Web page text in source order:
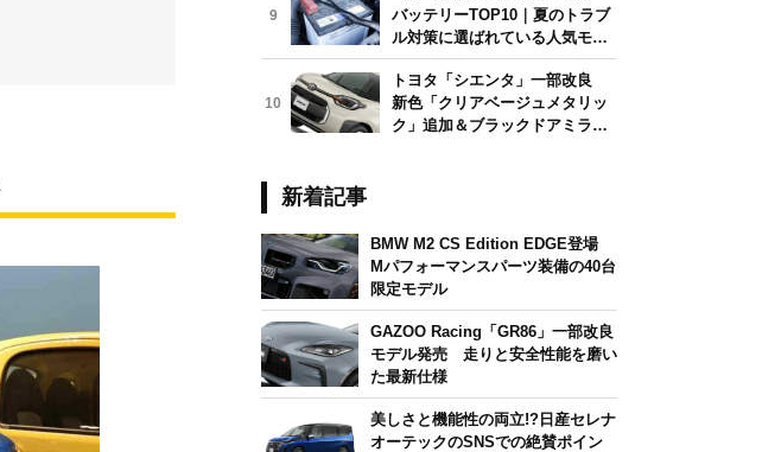
9
バッテリーTOP10｜夏のトラブ
ル対策に選ばれている人気モデ
ルは？【2026年6月版】
10
トヨタ「シエンタ」一部改良
新色「クリアベージュメタリッ
ク」追加＆ブラックドアミラー
新着記事
BMW M2 CS Edition EDGE登場
Mパフォーマンスパーツ装備の40台
限定モデル
GAZOO Racing「GR86」一部改良
モデル発売 走りと安全性能を磨い
た最新仕様
美しさと機能性の両立!?日産セレナ
オーテックのSNSでの絶賛ポイン